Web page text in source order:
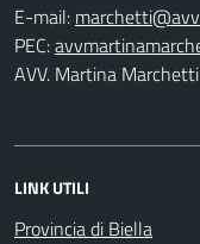
E-mail:
PEC:
AVV. Martina Marchetti
LINK UTILI
Provincia di Biella